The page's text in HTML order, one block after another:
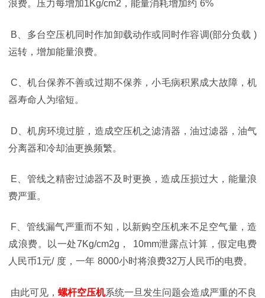
浪费。压力每增加1Kg/cm2 ，能量消耗增加约 6%
B 、多台空压机同时作加卸载动作或同时作容调(部分负载 )
运转，增加能量浪费。
C 、机台保养不善或过期不保养，小毛病积累成大故障，机
器寿命人为缩短。
D 、机房环境过脏，造成空压机之滤清器，油过滤器，油气
分离器和冷却油更换频繁。
E 、管线之精密过滤器不及时更换，造成压损过大，能量浪
费严重。
F、管线漏气严重而不知，以新购空压机来不足空气量，造
成浪费。以一处7Kg/cm2g ， 10mm泄露点计算，假定电费
人民币1元/ 度，一年 8000小时将浪费32万人民币的电费。
由此可见， 螺杆空压机系统一旦发生问题会造成严重的不良